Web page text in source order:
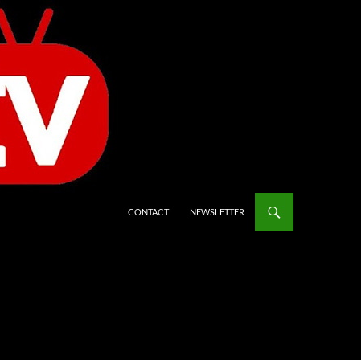
CONTACT NEWSLETTER